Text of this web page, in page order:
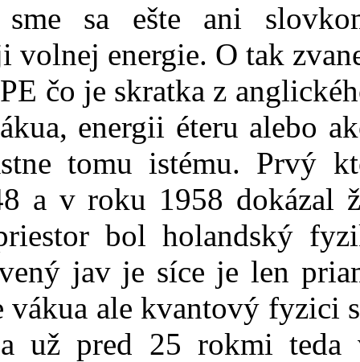
sa ešte ani
energie. O tak
čo je skratka z
energii éteru alebo
tomu istému. Prvý
a v roku 1958 dokázal
bol holandský
jav je síce je len
ale kvantový fyzici
už pred 25 rokmi teda